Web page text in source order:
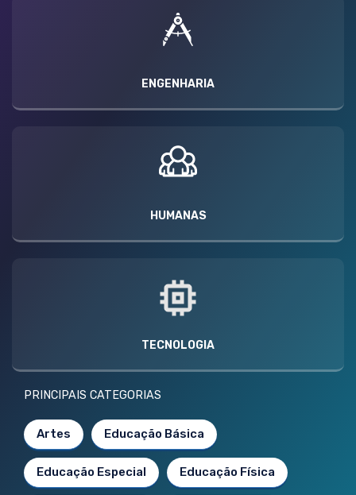
ENGENHARIA
HUMANAS
TECNOLOGIA
PRINCIPAIS CATEGORIAS
Artes Educação Básica
Educação Especial Educação Física